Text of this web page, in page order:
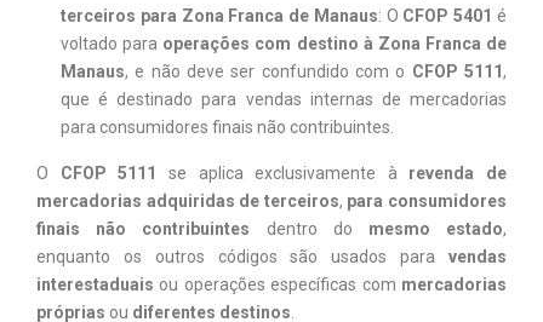
terceiros para Zona Franca de Manaus: O CFOP 5401 é
voltado para operações com destino à Zona Franca de
Manaus, e não deve ser confundido com o CFOP 5111,
que é destinado para vendas internas de mercadorias
para consumidores finais não contribuintes.
O CFOP 5111 se aplica exclusivamente à revenda de
mercadorias adquiridas de terceiros, para consumidores
finais não contribuintes dentro do mesmo estado,
enquanto os outros códigos são usados para vendas
interestaduais ou operações específicas com mercadorias
próprias ou diferentes destinos